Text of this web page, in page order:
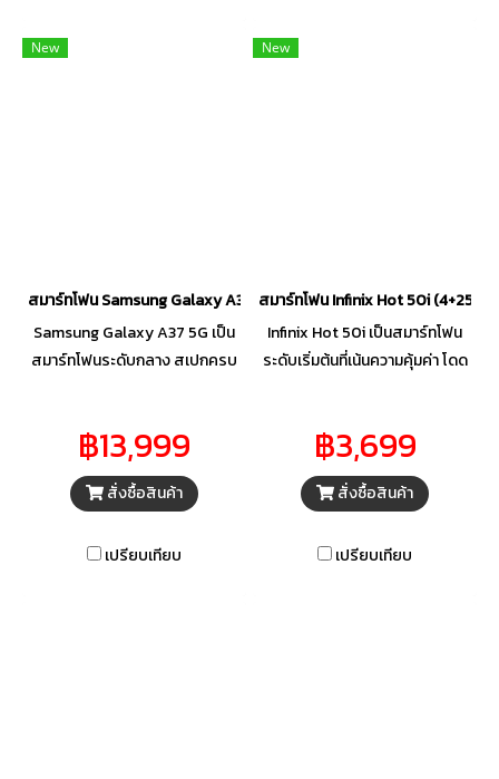
New
สมาร์ทโฟน Samsung Galaxy A37 5G (8+256GB) คละสี ดำ เทา ม่วง
Samsung Galaxy A37 5G เป็น
สมาร์ทโฟนระดับกลาง สเปกครบ
เฟรชเรต 120Hz ลื่นไหลสบายตา
ขับเคลื่อนด้วยชิปเซ็ต Exynos
1480 กล้องหลัง 3 เลนส์ความ
แบตเตอรี่อึด 5,000 mAh
฿13,999
สั่งซื้อสินค้า
เปรียบเทียบ
New
สมาร์ทโฟน Infinix Hot 50i
Infinix Hot 50i เป็นสมาร์ทโฟน
ระดับเริ่มต้นที่เน้นความคุ้มค่า โดด
แบตเตอรี่ 5000mAh ที่รองรับ
ชาร์จไว 18W ในราคาประหยัด
฿3,699
สั่งซื้อสินค้า
เปรียบเทียบ